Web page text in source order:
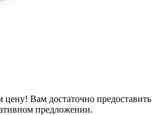
Вам достаточно предоставить
предложении.